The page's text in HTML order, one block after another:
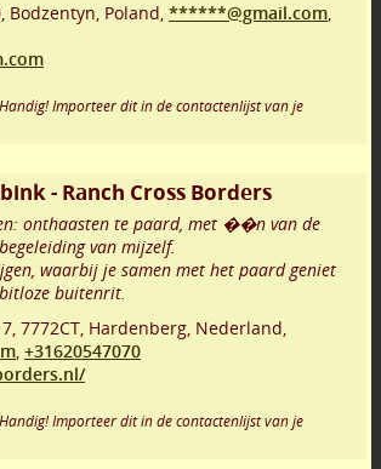
, Bodzentyn, Poland, ******@gmail.com,
Handig! Importeer dit in de contactenlijst van je
- Ranch Cross Borders
onthaasten te paard, met ��n van de
van mijzelf.
waarbij je samen met het paard geniet
buitenrit.
, 7772CT, Hardenberg, Nederland,
, +31620547070
Handig! Importeer dit in de contactenlijst van je